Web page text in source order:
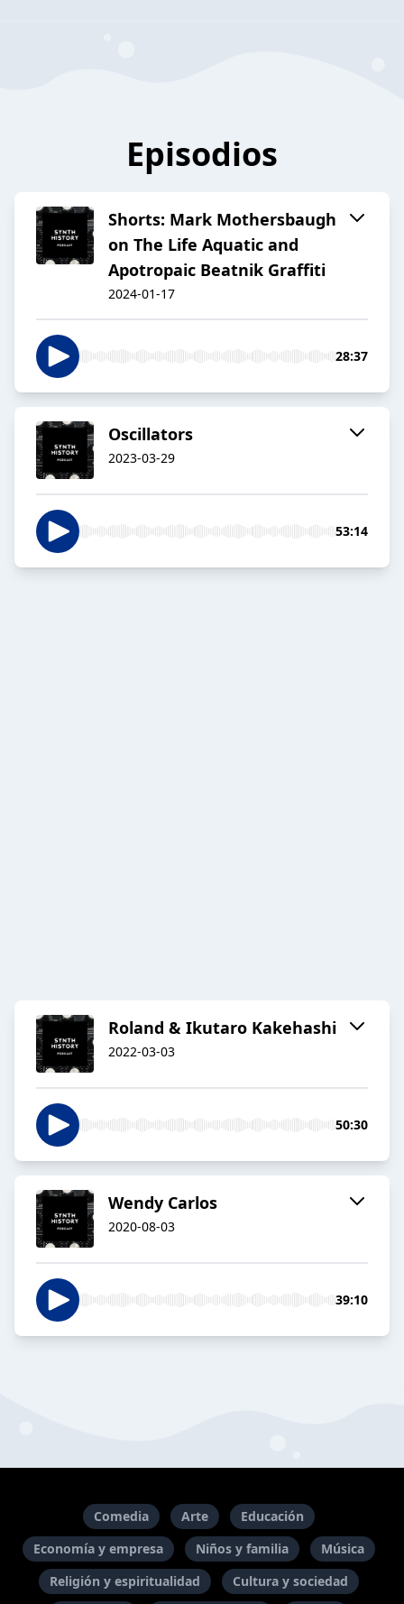
Episodios
Shorts: Mark Mothersbaugh
on The Life Aquatic and
Apotropaic Beatnik Graffiti
2024-01-17
28:37
Oscillators
2023-03-29
53:14
Roland & Ikutaro Kakehashi
2022-03-03
50:30
Wendy Carlos
2020-08-03
39:10
Comedia Arte
Educación
Economía y empresa
Niños y familia
Música
Religión y espiritualidad
Cultura y sociedad